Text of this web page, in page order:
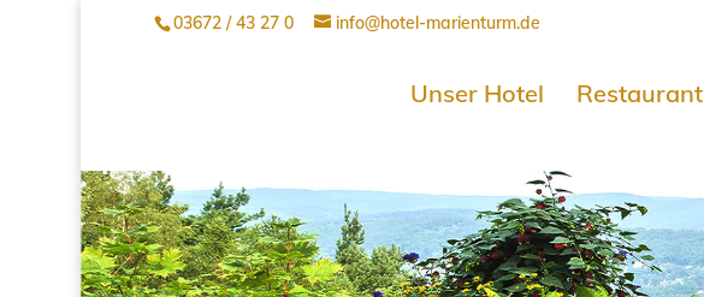
03672 / 43 27 0 info@hotel-marienturm.de
Unser Hotel Restaurant